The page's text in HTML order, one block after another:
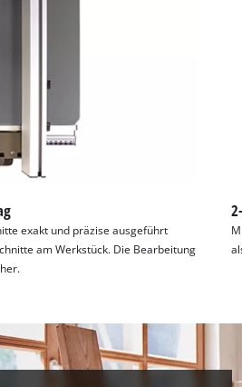
exakt und präzise ausgeführt
am Werkstück. Die Bearbeitung